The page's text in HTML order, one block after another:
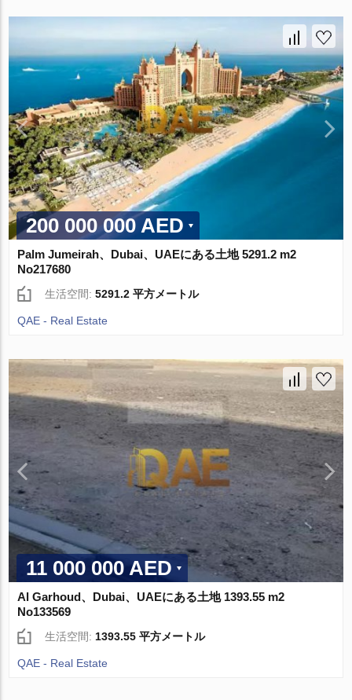
200 000 000 AED
Palm Jumeirah、Dubai、UAEにある土地 5291.2 m2
No217680
生活空間:5291.2 平方メートル
QAE - Real Estate
11 000 000 AED
Al Garhoud、Dubai、UAEにある土地 1393.55 m2
No133569
生活空間: 1393.55 平方メートル
QAE - Real Estate